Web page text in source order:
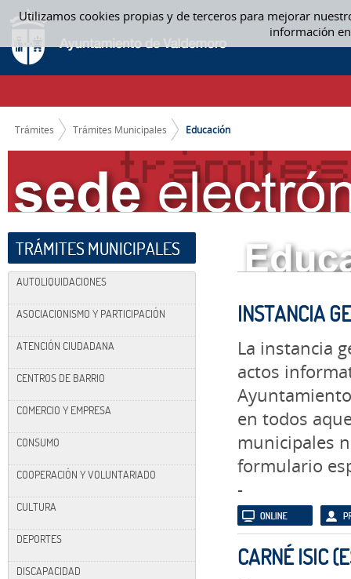
Utilizamos cookies propias y de terceros para mejorar
información
Saltar al contenido
EDUCACIÓN
CAMINO DE MIGAS
Trámites Trámites Municipales Educación
TRÁMITES MUNICIPALES
AUTOLIQUIDACIONES
ASOCIACIONISMO Y PARTICIPACIÓN
ATENCIÓN CIUDADANA
CENTROS DE BARRIO
COMERCIO Y EMPRESA
CONSUMO
COOPERACIÓN Y VOLUNTARIADO
CULTURA
DEPORTES
DISCAPACIDAD
INSTANCIA
La instancia
actos
en todos
municipales
formulario
-
CARNÉ ISIC